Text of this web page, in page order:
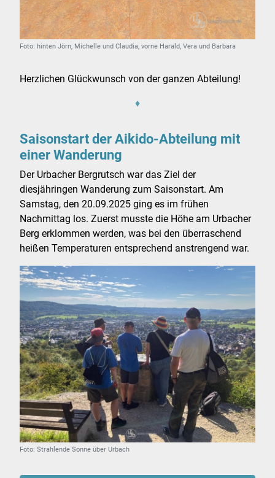
Foto: hinten Jörn, Michelle und Claudia, vorne Harald, Vera und Barbara
Herzlichen Glückwunsch von der ganzen Abteilung!
♦
Saisonstart der Aikido-Abteilung mit
einer Wanderung
Der Urbacher Bergrutsch war das Ziel der
diesjähringen Wanderung zum Saisonstart. Am
Samstag, den 20.09.2025 ging es im frühen
Nachmittag los. Zuerst musste die Höhe am Urbacher
Berg erklommen werden, was bei den überraschend
heißen Temperaturen entsprechend anstrengend war.
Foto: Strahlende Sonne über Urbach